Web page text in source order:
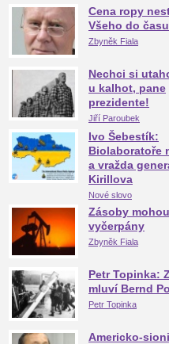
Cena ropy
Všeho do času
Zbyněk Fiala
Nechci si
u kalhot, pane
prezidente!
Jiří Paroubek
Ivo Šebestík:
Biolaboratoře
a vražda
Kirillova
Nové slovo
Zásoby
vyčerpány
Zbyněk Fiala
Petr Topinka:
mluví Bernd
Petr Topinka
Americko-